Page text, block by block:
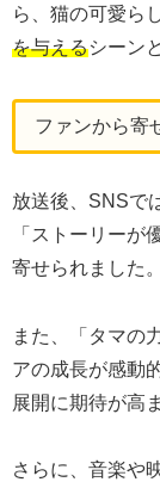
ら、猫の可愛ら
を与えるシーン
ファンから寄
放送後、SNSで
「ストーリーが
寄せられました。
また、「タマの
アの成長が感動
展開に期待が高
さらに、音楽や